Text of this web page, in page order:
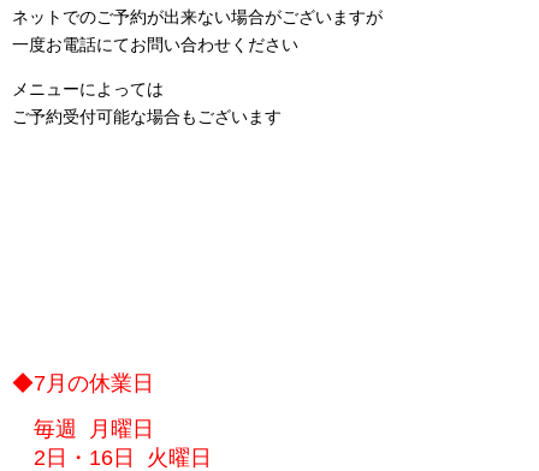
ネットでのご予約が出来ない場合がございますが
一度お電話にてお問い合わせください
メニューによっては
ご予約受付可能な場合もございます
◆7月の休業日
毎週 月曜日
2日・16日 火曜日